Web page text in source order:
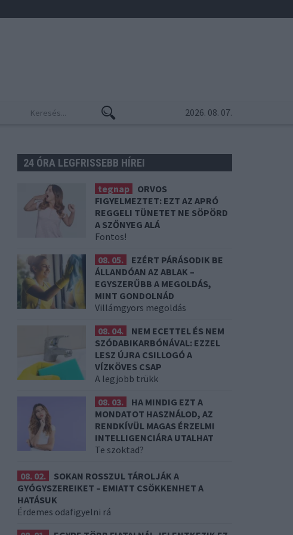
2026. 08. 07.
24 ÓRA LEGFRISSEBB HÍREI
tegnap
ORVOS
FIGYELMEZTET: EZT AZ APRÓ
REGGELI TÜNETET NE SÖPÖRD
A SZŐNYEG ALÁ
Fontos!
08. 05.
EZÉRT PÁRÁSODIK BE
ÁLLANDÓAN AZ ABLAK –
EGYSZERŰBB A MEGOLDÁS,
MINT GONDOLNÁD
Villámgyors megoldás
08. 04.
NEM ECETTEL ÉS NEM
SZÓDABIKARBÓNÁVAL: EZZEL
LESZ ÚJRA CSILLOGÓ A
VÍZKÖVES CSAP
A legjobb trükk
08. 03.
HA MINDIG EZT A
MONDATOT HASZNÁLOD, AZ
RENDKÍVÜL MAGAS ÉRZELMI
INTELLIGENCIÁRA UTALHAT
Te szoktad?
08. 02.
SOKAN ROSSZUL TÁROLJÁK A
GYÓGYSZEREIKET – EMIATT CSÖKKENHET A
HATÁSUK
Érdemes odafigyelni rá